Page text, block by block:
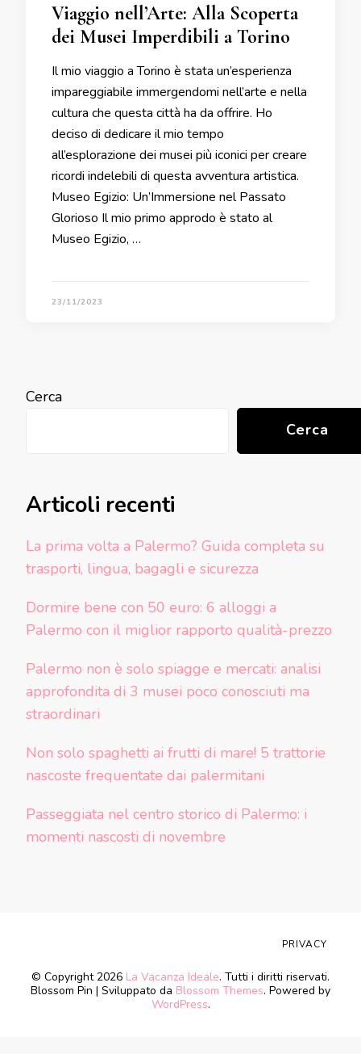
Viaggio nell’Arte: Alla Scoperta
dei Musei Imperdibili a Torino
Il mio viaggio a Torino è stata un’esperienza
impareggiabile immergendomi nell’arte e nella
cultura che questa città ha da offrire. Ho
deciso di dedicare il mio tempo
all’esplorazione dei musei più iconici per creare
ricordi indelebili di questa avventura artistica.
Museo Egizio: Un’Immersione nel Passato
Glorioso Il mio primo approdo è stato al
Museo Egizio, …
23/11/2023
Cerca
Cerca
Articoli recenti
La prima volta a Palermo? Guida completa su
trasporti, lingua, bagagli e sicurezza
Dormire bene con 50 euro: 6 alloggi a
Palermo con il miglior rapporto qualità-prezzo
Palermo non è solo spiagge e mercati: analisi
approfondita di 3 musei poco conosciuti ma
straordinari
Non solo spaghetti ai frutti di mare! 5 trattorie
nascoste frequentate dai palermitani
Passeggiata nel centro storico di Palermo: i
momenti nascosti di novembre
© Copyright 2026 La Vacanza Ideale. Tutti i diritti riservati.
Blossom Pin | Sviluppato da Blossom Themes. Powered by
WordPress.
PRIVACY